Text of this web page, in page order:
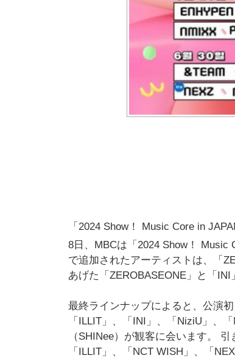
「2024 Show！ Music Core in
8日、MBCは「2024 Show！
で追加されたアーティストは、「
あげた「ZEROBASEONE」と「
最終ラインナップによると、公演
「ILLIT」、「INI」、「NiziU」、
（SHINee）が観客に会います。
「ILLIT」、「NCT WISH」、「